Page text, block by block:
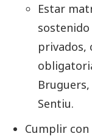
Estar
privados,
Bruguers,
Sentiu.
Cumplir con